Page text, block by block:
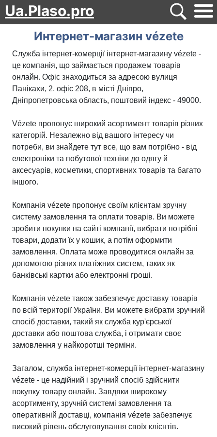
Ua.Plaso.pro
Интернет-магазин vézete
Служба інтернет-комерції інтернет-магазину vézete -
це компанія, що займається продажем товарів
онлайн. Офіс знаходиться за адресою вулиця
Панікахи, 2, офіс 208, в місті Дніпро,
Дніпропетровська область, поштовий індекс - 49000.
Vézete пропонує широкий асортимент товарів різних
категорій. Незалежно від вашого інтересу чи
потреби, ви знайдете тут все, що вам потрібно - від
електроніки та побутової техніки до одягу й
аксесуарів, косметики, спортивних товарів та багато
іншого.
Компанія vézete пропонує своїм клієнтам зручну
систему замовлення та оплати товарів. Ви можете
зробити покупки на сайті компанії, вибрати потрібні
товари, додати їх у кошик, а потім оформити
замовлення. Оплата може проводитися онлайн за
допомогою різних платіжних систем, таких як
банківські картки або електронні гроші.
Компанія vézete також забезпечує доставку товарів
по всій території України. Ви можете вибрати зручний
спосіб доставки, такий як служба кур'єрської
доставки або поштова служба, і отримати своє
замовлення у найкоротші терміни.
Загалом, служба інтернет-комерції інтернет-магазину
vézete - це надійний і зручний спосіб здійснити
покупку товару онлайн. Завдяки широкому
асортименту, зручній системі замовлення та
оперативній доставці, компанія vézete забезпечує
високий рівень обслуговування своїх клієнтів.